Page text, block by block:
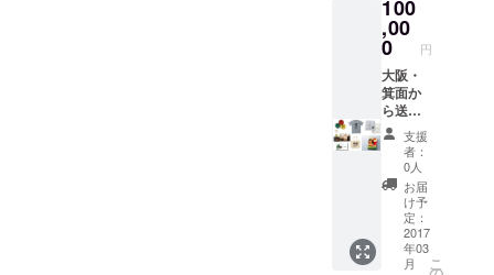
加工場
の地盤
を横切
るよう
に亀裂
が入
り、 加
工場は
使えな
い状態
で、豚
舎もな
んとか
人力で
掃除等
をして
りネッ
トワー
ク北芝
グッ
ズ】 大
阪・箕
面にあ
る社会
的居場
所「あ
おぞ
ら」で
焙煎さ
れた
コー
ヒー
po-
imacoc
o/）で
作られ
ている
商品の
なかか
ら、詰
め合わ
せでお
送りし
ます。
【香心
ポーク
無添加
ギフ
100
,00
0 円
大阪・
箕面か
ら送ら
せてい
ただき
ます。
費用、
発送は
熊本お
うえん
ネット
ワーク
支援
者：
0人
お届
け予
定：
2017
年03
月
こ